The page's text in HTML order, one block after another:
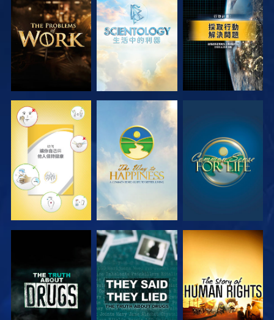
探索系列節目 探索系列節目 觀看
觀看 觀看 觀看
觀看 觀看